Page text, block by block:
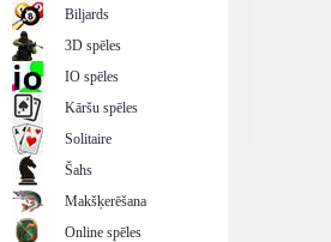
Biljards
3D spēles
IO spēles
Kāršu spēles
Solitaire
Šahs
Makšķerēšana
Online spēles